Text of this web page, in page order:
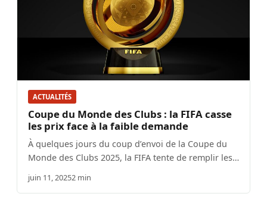
ACTUALITÉS
Coupe du Monde des Clubs : la FIFA casse
les prix face à la faible demande
À quelques jours du coup d’envoi de la Coupe du
Monde des Clubs 2025, la FIFA tente de remplir les…
juin 11, 20252 min